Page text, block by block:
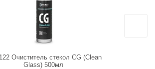
Очиститель стекол CG (Clean
Glass) 500мл